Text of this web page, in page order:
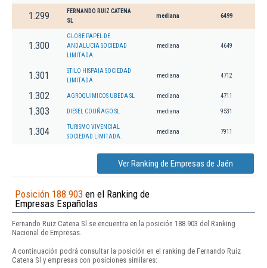
1.299
FERNANDO RUIZ CATENA
SL
mediana 6499
1.300
GLOBE PAPEL DE
ANDALUCIA SOCIEDAD
LIMITADA.
mediana 4649
1.301
STILO HISPAIA SOCIEDAD
LIMITADA.
mediana 4712
1.302 AGROQUIMICOS UBEDA SL mediana 4711
1.303 DIESEL COUÑAGO SL mediana 9531
1.304
TURISMO VIVENCIAL
SOCIEDAD LIMITADA.
mediana 7911
Ver Ranking de Empresas de Jaén
Posición 188.903 en el Ranking de
Empresas Españolas
Fernando Ruiz Catena Sl se encuentra en la posición 188.903 del Ranking
Nacional de Empresas.
A continuación podrá consultar la posición en el ranking de Fernando Ruiz
Catena Sl y empresas con posiciones similares: